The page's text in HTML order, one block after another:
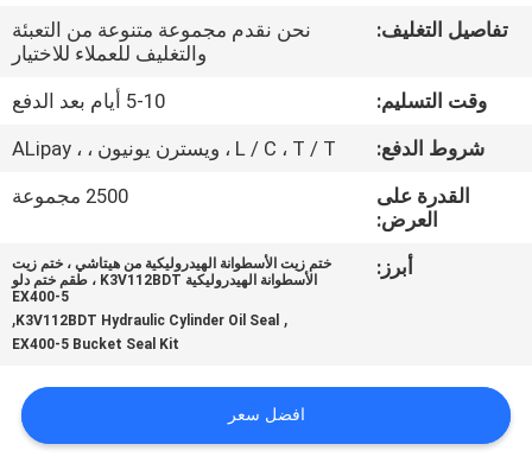
بنا
أخبار
جميع
القضايا
VIDEOS
تفاصيل التغليف:
نحن نقدم مجموعة متنوعة من التعبئة
والتغليف للعملاء للاختيار
وقت التسليم:
5-10 أيام بعد الدفع
شروط الدفع:
L / C ، T / T ، ويسترن يونيون ، ، ALipay
القدرة على
العرض:
2500 مجموعة
أبرز:
ختم زيت الأسطوانة الهيدروليكية من هيتاشي ، ختم زيت
الأسطوانة الهيدروليكية K3V112BDT ، طقم ختم دلو
EX400-5
,
K3V112BDT Hydraulic Cylinder Oil Seal
,
EX400-5 Bucket Seal Kit
افضل سعر